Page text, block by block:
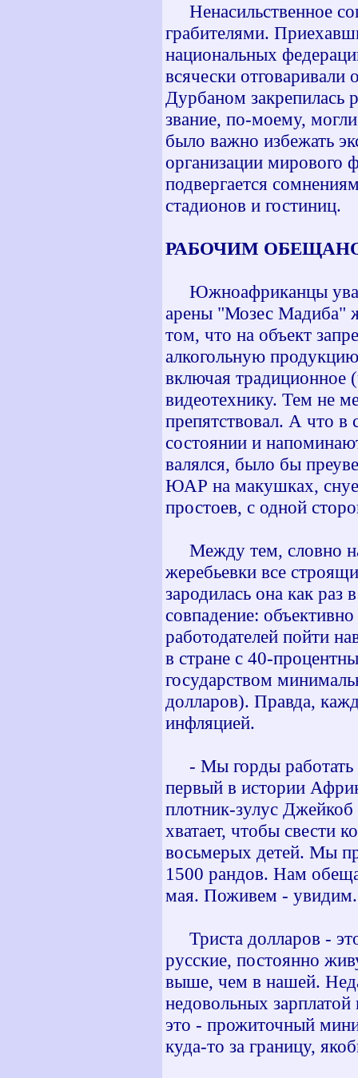
Ненасильственное
грабителями.
национальных
всячески
Дурбаном закрепилась
звание, по-моему,
было важно избежать
организации мирового
подвергается
стадионов и гостиниц.
РАБОЧИМ
Южноафриканцы
арены "Мозес Мадиба"
том, что на объект
алкогольную
включая традиционное
видеотехнику. Тем не
препятствовал. А что в
состоянии и
валялся, было бы
ЮАР на макушках,
простоев, с одной
Между тем, словно
жеребьевки все
зародилась она как
совпадение:
работодателей пойти
в стране с 40-
государством
долларов). Правда,
инфляцией.
- Мы горды работать
первый в истории
плотник-зулус
хватает, чтобы свести
восьмерых детей. Мы
1500 рандов. Нам
мая. Поживем - увидим.
Триста долларов -
русские, постоянно
выше, чем в нашей.
недовольных
это - прожиточный
куда-то за границу,